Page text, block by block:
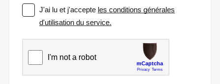
J'ai lu et j'accepte les conditions générales
d'utilisation du service.